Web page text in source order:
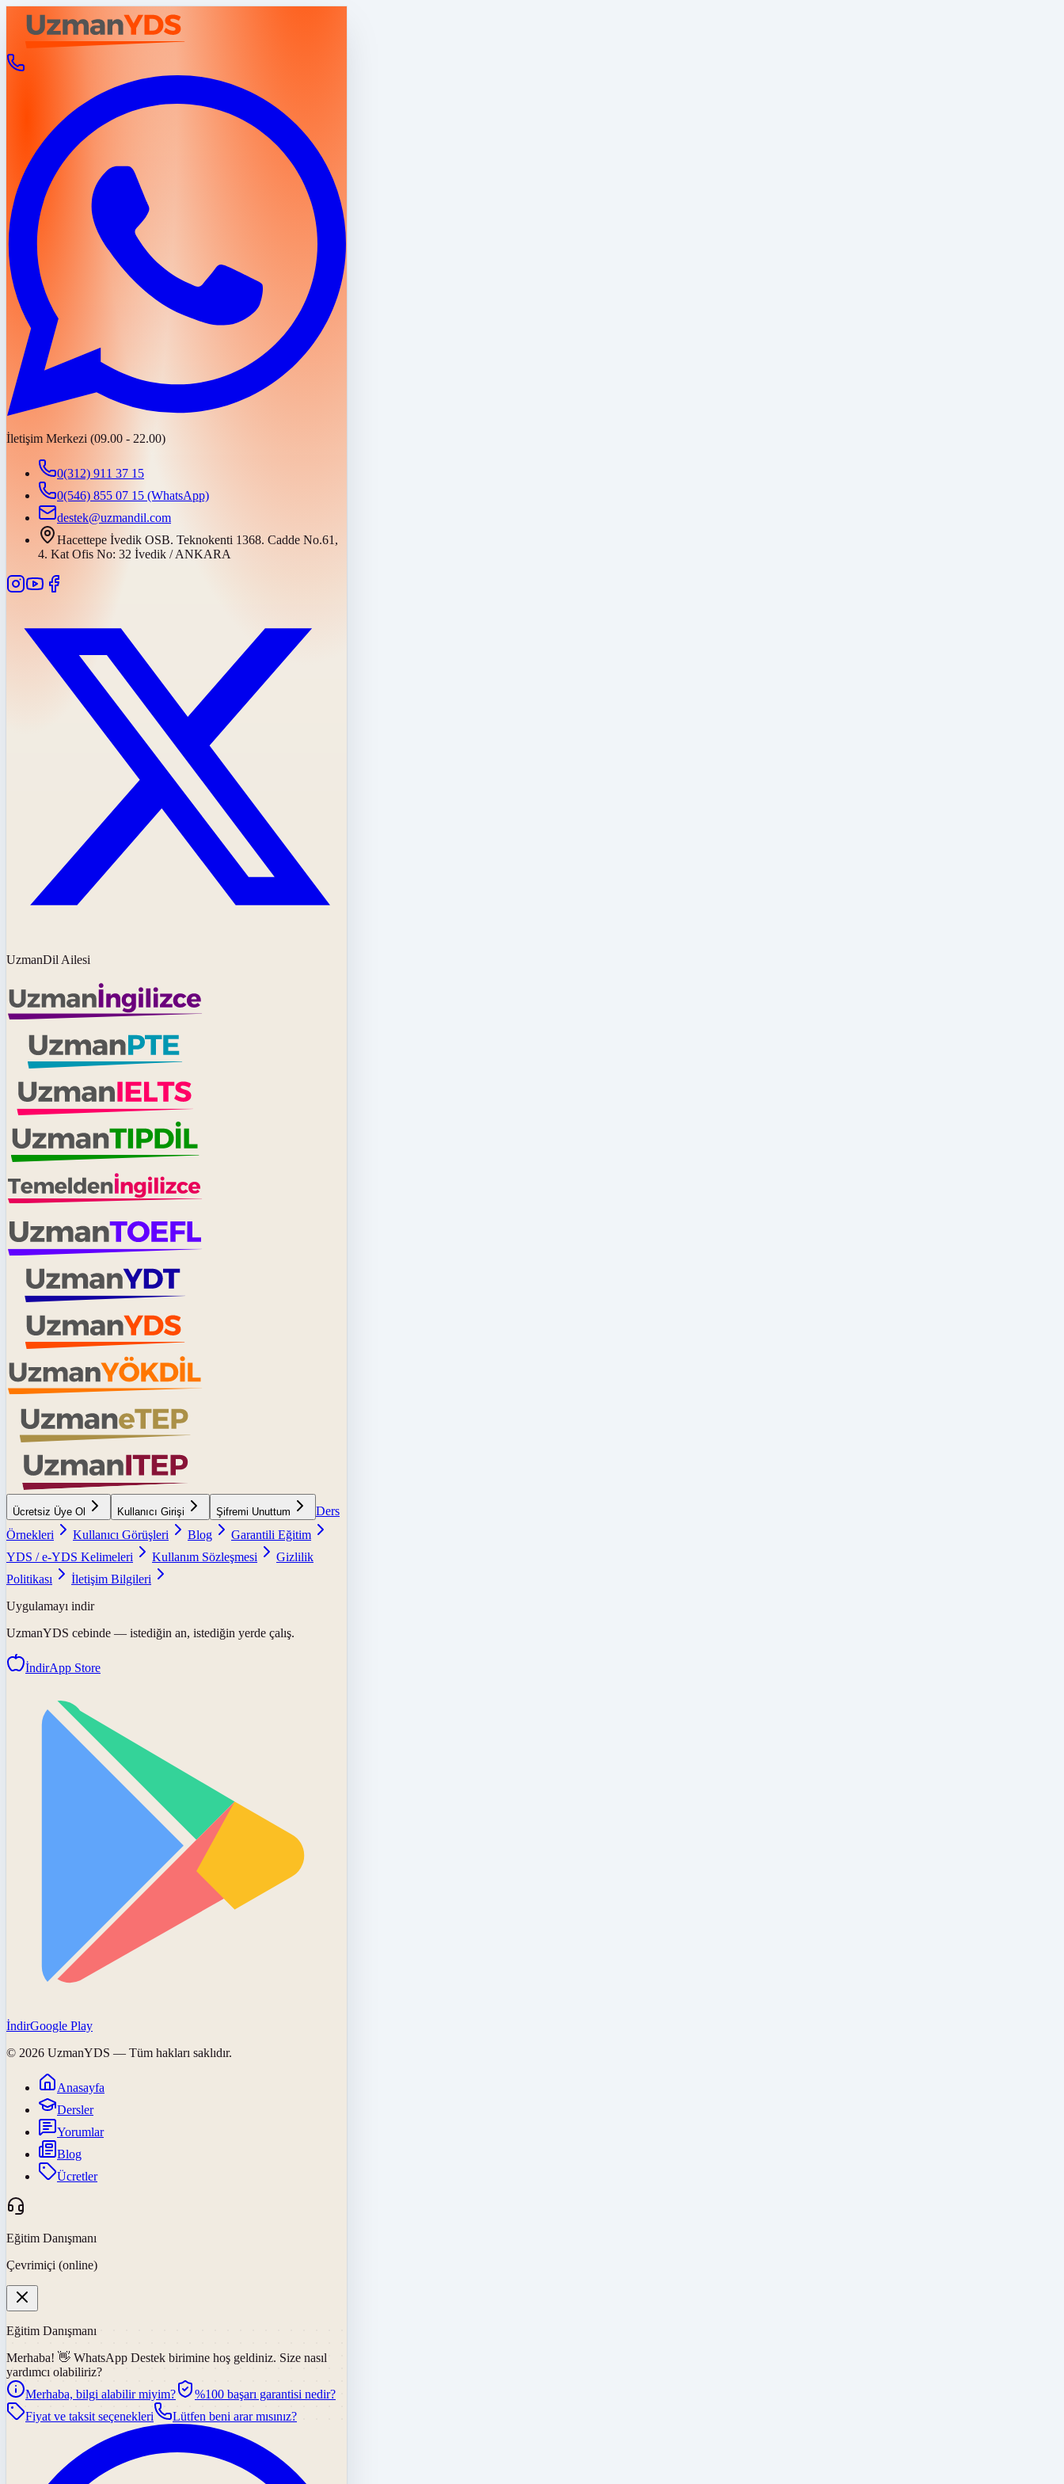
İletişim Merkezi (09.00 - 22.00)
0(312) 911 37 15
0(546) 855 07 15 (WhatsApp)
destek@uzmandil.com
Hacettepe İvedik OSB. Teknokenti 1368. Cadde No.61,
4. Kat Ofis No: 32 İvedik / ANKARA
UzmanDil Ailesi
Ücretsiz Üye Ol Kullanıcı Girişi Şifremi Unuttum
Ders
Örnekleri
Kullanıcı Görüşleri Blog
Garantili Eğitim
YDS / e-YDS Kelimeleri
Kullanım Sözleşmesi
Gizlilik
Politikası
İletişim Bilgileri
Uygulamayı indir
UzmanYDS cebinde — istediğin an, istediğin yerde çalış.
İndirApp Store
İndirGoogle Play
© 2026 UzmanYDS — Tüm hakları saklıdır.
Anasayfa
Dersler
Yorumlar
Blog
Ücretler
Eğitim Danışmanı
Çevrimiçi (online)
Eğitim Danışmanı
Merhaba! 👋 WhatsApp Destek birimine hoş geldiniz. Size nasıl
yardımcı olabiliriz?
Merhaba, bilgi alabilir miyim?
%100 başarı garantisi nedir?
Fiyat ve taksit seçenekleri
Lütfen beni arar mısınız?